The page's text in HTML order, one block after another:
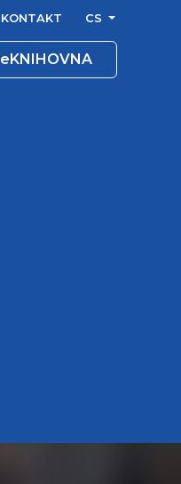
eKNIHOVNA
KONTAKT CS